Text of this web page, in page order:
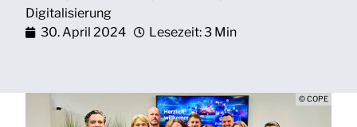
Digitalisierung
30. April 2024
Lesezeit: 3 Min
© COPE